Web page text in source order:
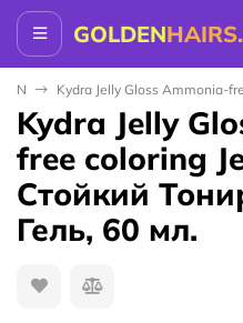
GOLDEN
Kydra Jelly Gloss Ammonia-
Kydra Jelly
free coloring
Стойкий
Гель, 60 мл.